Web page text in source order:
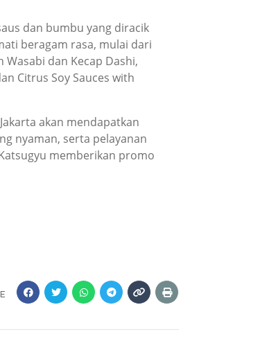
dan bumbu yang diracik
beragam rasa, mulai dari
dan Kecap Dashi,
Citrus Soy Sauces with
akan mendapatkan
nyaman, serta pelayanan
memberikan promo